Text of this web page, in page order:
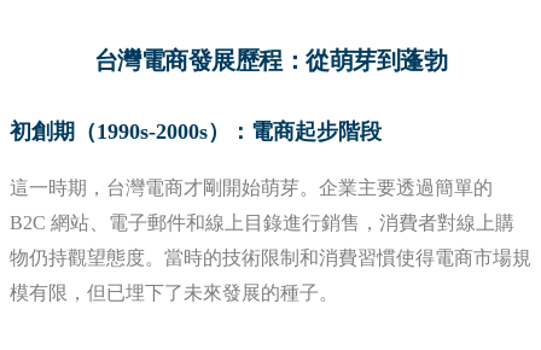
台灣電商發展歷程：從萌芽到蓬勃
初創期（1990s-2000s）：電商起步階段
這一時期，台灣電商才剛開始萌芽。企業主要透過簡單的
B2C 網站、電子郵件和線上目錄進行銷售，消費者對線上購
物仍持觀望態度。當時的技術限制和消費習慣使得電商市場規
模有限，但已埋下了未來發展的種子。